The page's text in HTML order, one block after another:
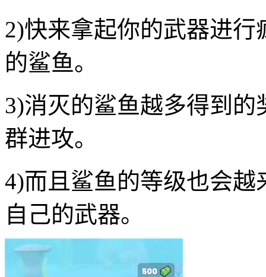
2)快来拿起你的武器进
的鲨鱼。
3)消灭的鲨鱼越多得到
群进攻。
4)而且鲨鱼的等级也会
自己的武器。